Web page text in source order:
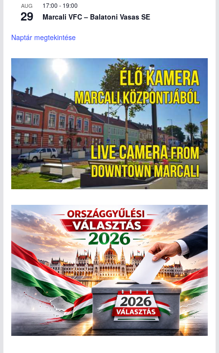
AUG
29
17:00 - 19:00
Marcali VFC – Balatoni Vasas SE
Naptár megtekintése